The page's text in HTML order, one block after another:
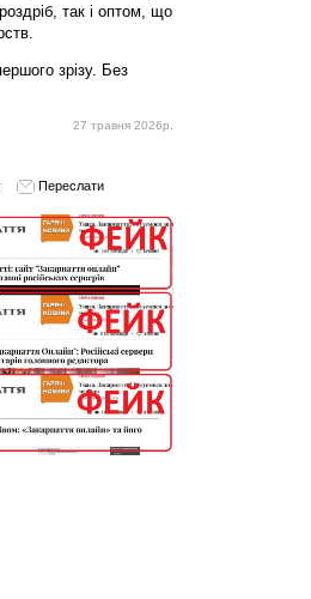
так і оптом, що
зрізу. Без
27 травня 2026р.
Переслати